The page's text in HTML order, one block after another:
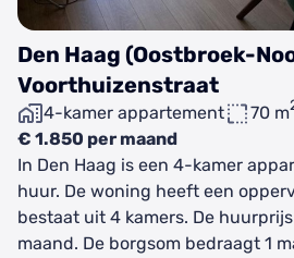
Den Haag (Oostbroek-
Voorthuizenstraat
4-kamer appartement 70 m
€ 1.850 per maand
In Den Haag is een 4-kamer
huur. De woning heeft een
bestaat uit 4 kamers. De
maand. De borgsom bedraagt 1